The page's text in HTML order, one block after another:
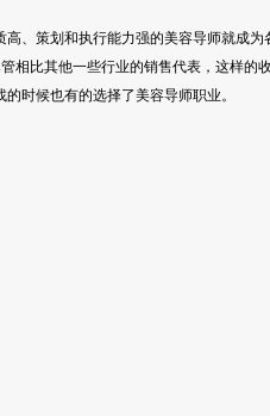
、策划和执行能力强的美容导师就成为
相比其他一些行业的销售代表，这样的
时候也有的选择了美容导师职业。